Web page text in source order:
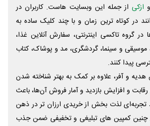
ازکی از جمله این وبسایت ‌هاست. کاربران در
در کوتاه ترین زمان و با چند کلیک ساده به
گروه تاکسی اینترنتی، سفارش آنلاین غذا،
موسیقی و سینما، گردشگری، مد و پوشاک، کتاب
پیدا کنند.
هدیه و آفر، علاوه بر کمک به بهتر شناخته شدن
و افزایش بازدید و آمار فروش آن‌ها، باعث
تجربه‌ای لذت بخش از خریدی ارزان تر در ذهن
چنین کمپین های تبلیغی و تخفیفی ضمن جذب